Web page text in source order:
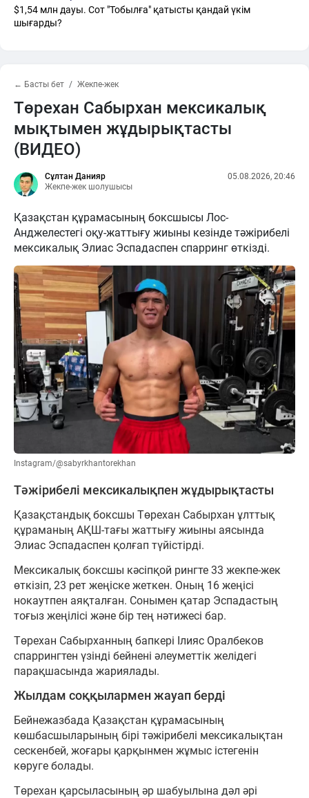
$1,54 млн дауы. Сот "Тобылға" қатысты қандай үкім
шығарды?
← Басты бет Жекпе-жек
Төрехан Сабырхан мексикалық
мықтымен жұдырықтасты
(ВИДЕО)
Сұлтан Данияр
Жекпе-жек шолушысы
05.08.2026, 20:46
Қазақстан құрамасының боксшысы Лос-
Анджелестегі оқу-жаттығу жиыны кезінде тәжірибелі
мексикалық Элиас Эспадаспен спарринг өткізді.
Instagram/@sabyrkhantorekhan
Тәжірибелі мексикалықпен жұдырықтасты
Қазақстандық боксшы Төрехан Сабырхан ұлттық
құраманың АҚШ-тағы жаттығу жиыны аясында
Элиас Эспадаспен қолғап түйістірді.
Мексикалық боксшы кәсіпқой рингте 33 жекпе-жек
өткізіп, 23 рет жеңіске жеткен. Оның 16 жеңісі
нокаутпен аяқталған. Сонымен қатар Эспадастың
тоғыз жеңілісі және бір тең нәтижесі бар.
Төрехан Сабырханның бапкері Ілияс Оралбеков
спаррингтен үзінді бейнені әлеуметтік желідегі
парақшасында жариялады.
Жылдам соққылармен жауап берді
Бейнежазбада Қазақстан құрамасының
көшбасшыларының бірі тәжірибелі мексикалықтан
сескенбей, жоғары қарқынмен жұмыс істегенін
көруге болады.
Төрехан қарсыласының әр шабуылына дәл әрі